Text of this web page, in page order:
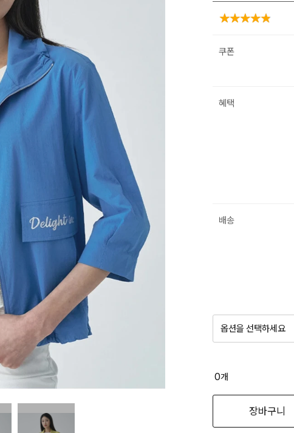
쿠폰
혜택
배송
옵션을 선택하세요
그린 090
0개
장바구니